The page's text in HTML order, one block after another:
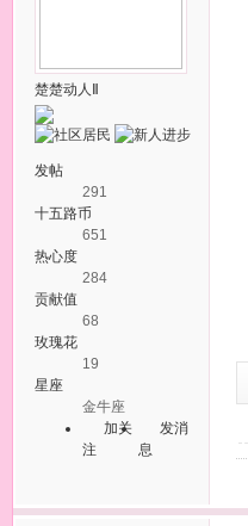
楚楚动人Ⅱ
发帖
291
十五路币
651
热心度
284
贡献值
68
玫瑰花
19
星座
金牛座
加关
注
发消
息